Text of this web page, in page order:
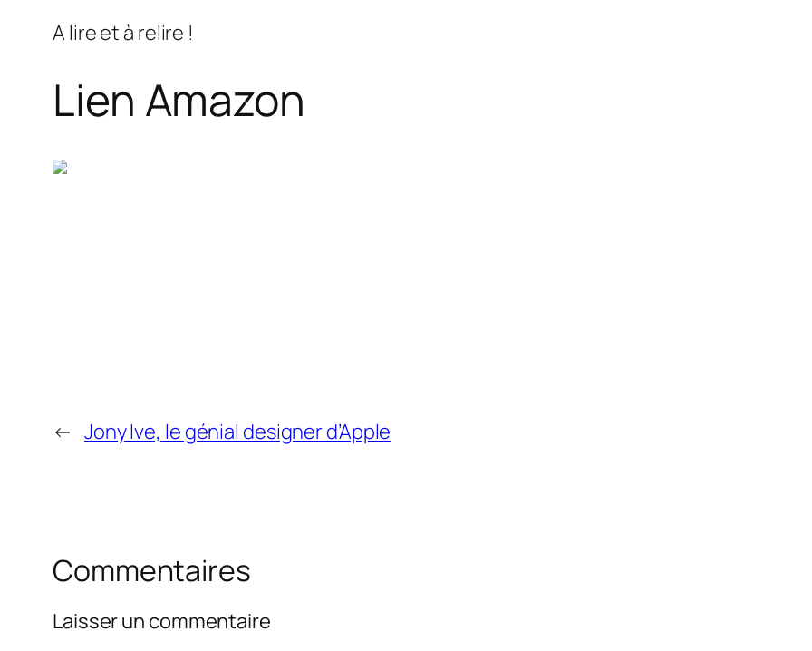
A lire et à relire !
Lien Amazon
← Jony Ive, le génial designer d’Apple
Commentaires
Laisser un commentaire